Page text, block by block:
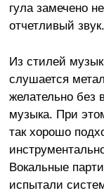
гула замечено
отчетливый звук.
Из стилей
слушается
желательно без
музыка. При
так хорошо
Вокальные
испытали